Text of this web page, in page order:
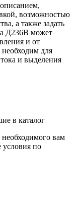
возможностью
а также задать
Д236В может
и от
для
и выделения
в каталог
вам
по